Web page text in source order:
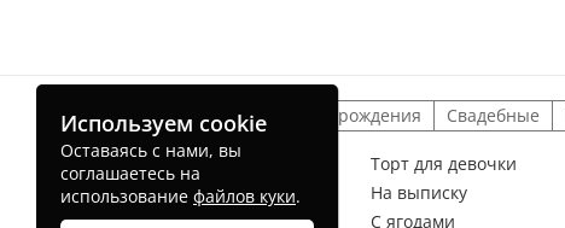
Детские торты На день рождения Свадебные
Торт для мальчика Торт для девочки
На рождение ребенка
На выписку
Без мастики
С ягодами
Используем cookie
Оставаясь с нами, вы
соглашаетесь на
использование файлов куки.